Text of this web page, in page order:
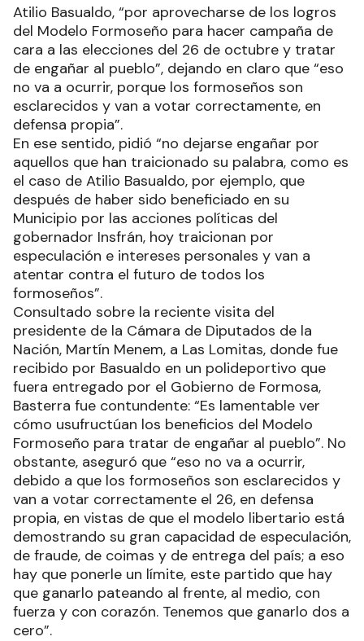
Atilio Basualdo, “por aprovecharse de los logros
del Modelo Formoseño para hacer campaña de
cara a las elecciones del 26 de octubre y tratar
de engañar al pueblo”, dejando en claro que “eso
no va a ocurrir, porque los formoseños son
esclarecidos y van a votar correctamente, en
defensa propia”.
En ese sentido, pidió “no dejarse engañar por
aquellos que han traicionado su palabra, como es
el caso de Atilio Basualdo, por ejemplo, que
después de haber sido beneficiado en su
Municipio por las acciones políticas del
gobernador Insfrán, hoy traicionan por
especulación e intereses personales y van a
atentar contra el futuro de todos los
formoseños”.
Consultado sobre la reciente visita del
presidente de la Cámara de Diputados de la
Nación, Martín Menem, a Las Lomitas, donde fue
recibido por Basualdo en un polideportivo que
fuera entregado por el Gobierno de Formosa,
Basterra fue contundente: “Es lamentable ver
cómo usufructúan los beneficios del Modelo
Formoseño para tratar de engañar al pueblo”. No
obstante, aseguró que “eso no va a ocurrir,
debido a que los formoseños son esclarecidos y
van a votar correctamente el 26, en defensa
propia, en vistas de que el modelo libertario está
demostrando su gran capacidad de especulación,
de fraude, de coimas y de entrega del país; a eso
hay que ponerle un límite, este partido que hay
que ganarlo pateando al frente, al medio, con
fuerza y con corazón. Tenemos que ganarlo dos a
cero”.